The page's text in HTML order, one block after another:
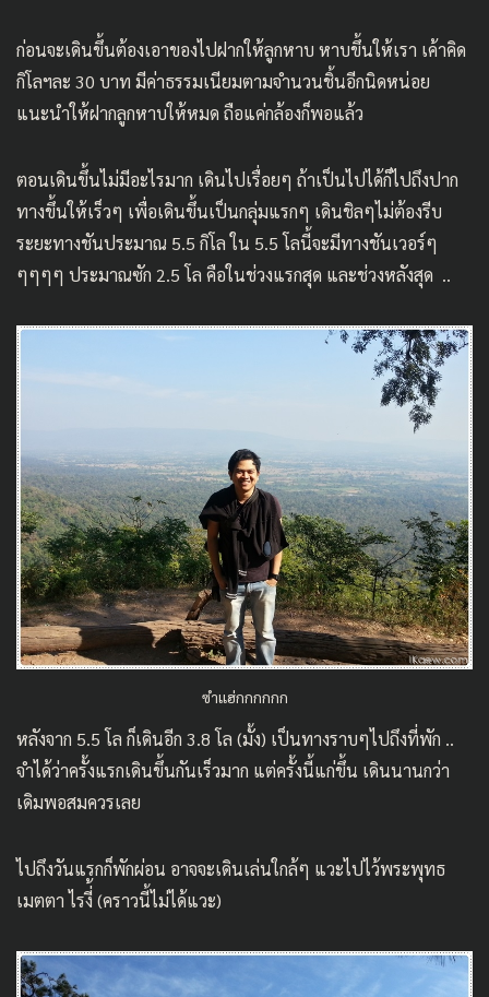
ก่อนจะเดินขึ้นต้องเอาของไปฝากให้ลูกหาบ หาบขึ้นให้เรา เค้าคิด
กิโลฯละ 30 บาท มีค่าธรรมเนียมตามจำนวนชิ้นอีกนิดหน่อย
แนะนำให้ฝากลูกหาบให้หมด ถือแค่กล้องก็พอแล้ว
ตอนเดินขึ้นไม่มีอะไรมาก เดินไปเรื่อยๆ ถ้าเป็นไปได้ก็ไปถึงปาก
ทางขึ้นให้เร็วๆ เพื่อเดินขึ้นเป็นกลุ่มแรกๆ เดินชิลๆไม่ต้องรีบ
ระยะทางชันประมาณ 5.5 กิโล ใน 5.5 โลนี้จะมีทางชันเวอร์ๆ
ๆๆๆๆ ประมาณซัก 2.5 โล คือในช่วงแรกสุด และช่วงหลังสุด ..
ซำแฮ่กกกกกก
หลังจาก 5.5 โล ก็เดินอีก 3.8 โล (มั้ง) เป็นทางราบๆไปถึงที่พัก ..
จำได้ว่าครั้งแรกเดินขึ้นกันเร็วมาก แต่ครั้งนี้แก่ขึ้น เดินนานกว่า
เดิมพอสมควรเลย
ไปถึงวันแรกก็พักผ่อน อาจจะเดินเล่นใกล้ๆ แวะไปไว้พระพุทธ
เมตตา ไรงี่้ (คราวนี้ไม่ได้แวะ)